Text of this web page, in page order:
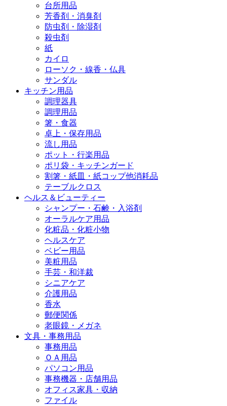
台所用品
芳香剤・消臭剤
防虫剤・除湿剤
殺虫剤
紙
カイロ
ローソク・線香・仏具
サンダル
キッチン用品
調理器具
調理用品
箸・食器
卓上・保存用品
流し用品
ポット・行楽用品
ポリ袋・キッチンガード
割箸・紙皿・紙コップ他消耗品
テーブルクロス
ヘルス＆ビューティー
シャンプー・石鹸・入浴剤
オーラルケア用品
化粧品・化粧小物
ヘルスケア
ベビー用品
美粧用品
手芸・和洋裁
シニアケア
介護用品
香水
郵便関係
老眼鏡・メガネ
文具・事務用品
事務用品
ＯＡ用品
パソコン用品
事務機器・店舗用品
オフィス家具・収納
ファイル